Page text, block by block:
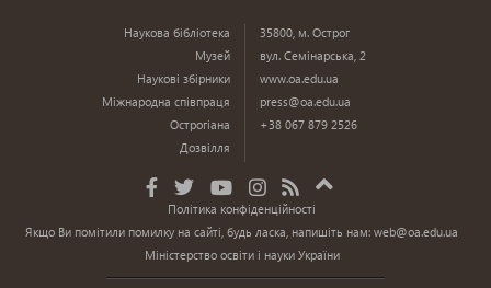
Наукова бібліотека
Музей
Наукові збірники
Міжнародна співпраця
Острогіана
Дозвілля
35800, м. Острог
вул. Семінарська, 2
www.oa.edu.ua
press@oa.edu.ua
+38 067 879 2526
Політика конфіденційності
Якщо Ви помітили помилку на сайті, будь ласка, напишіть нам:web@oa.edu.ua
Міністерство освіти і науки України